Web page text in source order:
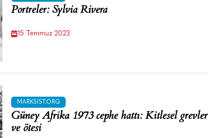
Portreler: Sylvia Rivera
15 Temmuz 2023
MARKSIST.ORG
Güney Afrika 1973 cephe hattı: Kitlesel grevler
ve ötesi